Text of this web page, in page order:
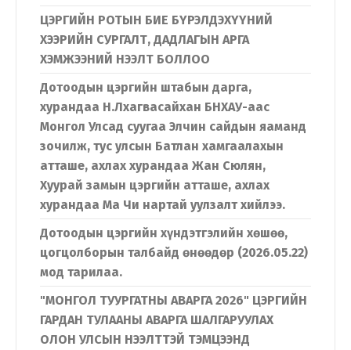
ЦЭРГИЙН РОТЫН БИЕ БҮРЭЛДЭХҮҮНИЙ
ХЭЭРИЙН СУРГАЛТ, ДАДЛАГЫН АРГА
ХЭМЖЭЭНИЙ НЭЭЛТ БОЛЛОО
Дотоодын цэргийн штабын дарга,
хурандаа Н.Лхагвасайхан БНХАУ-аас
Монгол Улсад суугаа Элчин сайдын яаманд
зочилж, тус улсын Батлан хамгаалахын
атташе, ахлах хурандаа Жан Сюлян,
Хуурай замын цэргийн атташе, ахлах
хурандаа Ма Чи нартай уулзалт хийлээ.
Дотоодын цэргийн хүндэтгэлийн хөшөө,
цогцолборын талбайд өнөөдөр (2026.05.22)
мод тарилаа.
"МОНГОЛ ТУУРГАТНЫ АВАРГА 2026" ЦЭРГИЙН
ГАРДАН ТУЛААНЫ АВАРГА ШАЛГАРУУЛАХ
ОЛОН УЛСЫН НЭЭЛТТЭЙ ТЭМЦЭЭНД